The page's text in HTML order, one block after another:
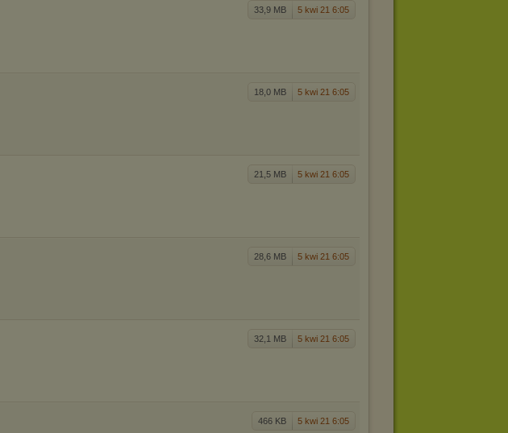
33,9 MB 5 kwi 21 6:05
18,0 MB 5 kwi 21 6:05
21,5 MB 5 kwi 21 6:05
28,6 MB 5 kwi 21 6:05
32,1 MB 5 kwi 21 6:05
466 KB 5 kwi 21 6:05